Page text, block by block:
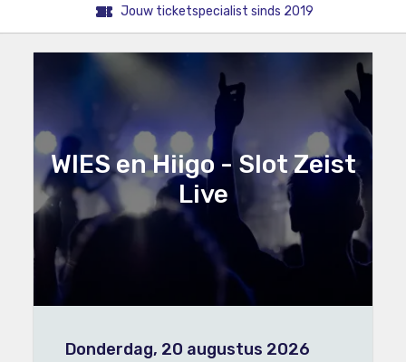
Jouw ticketspecialist sinds 2019
WIES en Hiigo - Slot Zeist
Live
Donderdag, 20 augustus 2026